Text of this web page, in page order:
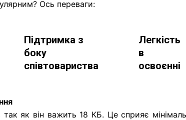
Ось переваги:
Підтримка з
боку
співтовариства
Легкість
в
освоєнні
як він важить 18 КБ. Це сприяє